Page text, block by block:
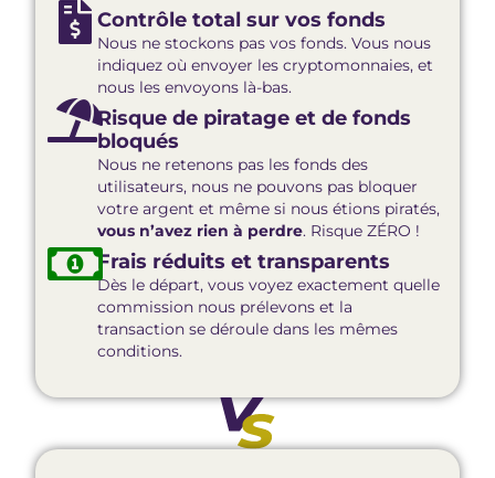
Contrôle total sur vos fonds
Nous ne stockons pas vos fonds. Vous nous
indiquez où envoyer les cryptomonnaies, et
nous les envoyons là-bas.
Risque de piratage et de fonds
bloqués
Nous ne retenons pas les fonds des
utilisateurs, nous ne pouvons pas bloquer
votre argent et même si nous étions piratés,
vous n’avez rien à perdre. Risque ZÉRO !
Frais réduits et transparents
Dès le départ, vous voyez exactement quelle
commission nous prélevons et la
transaction se déroule dans les mêmes
conditions.